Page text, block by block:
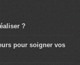
?
pour soigner vos